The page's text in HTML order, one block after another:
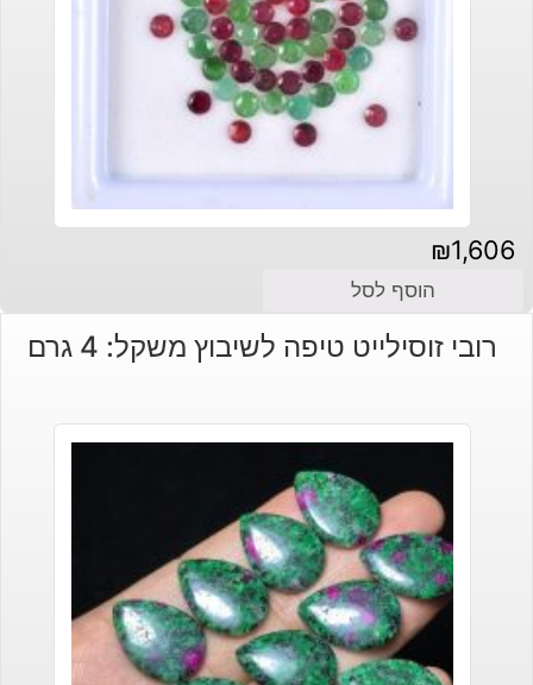
₪1,606
הוסף לסל
רובי זוסילייט טיפה לשיבוץ משקל: 4 גרם